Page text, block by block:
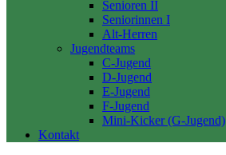
Senioren II
Seniorinnen I
Alt-Herren
Jugendteams
C-Jugend
D-Jugend
E-Jugend
F-Jugend
Mini-Kicker (G-Jugend)
Kontakt